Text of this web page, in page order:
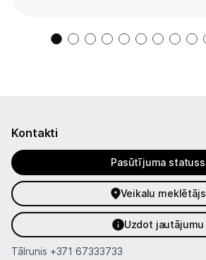
Kontakti
Pasūtījuma statuss
Veikalu meklētājs
Uzdot jautājumu
Tālrunis +371 67333733